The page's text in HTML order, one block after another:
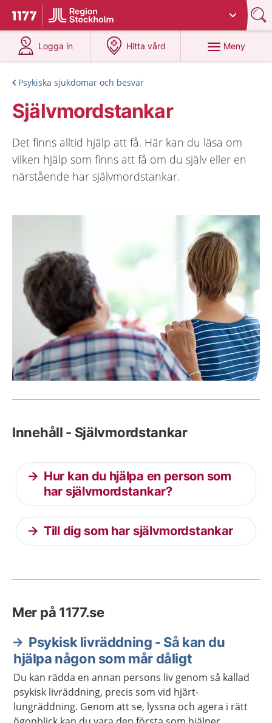
Till startsidan för 1177
Du har valt region
Logga in
på 1177.se
Hitta vård
på 1177.se
Meny
Psykiska sjukdomar och besvär
Självmordstankar
Det finns alltid hjälp att få. Här kan du läsa om
vilken hjälp som finns att få om du själv eller en
närstående har självmordstankar.
Innehåll - Självmordstankar
Hur kan du hjälpa en person som
har självmordstankar?
Till dig som har självmordstankar
Mer på 1177.se
Psykisk livräddning - Så kan du
hjälpa någon som mår dåligt
Du kan rädda en annan persons liv genom så kallad
psykisk livräddning, precis som vid hjärt-
lungräddning. Genom att se, lyssna och agera i rätt